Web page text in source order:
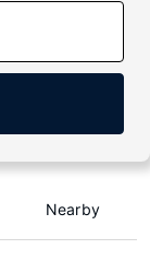
Nearby